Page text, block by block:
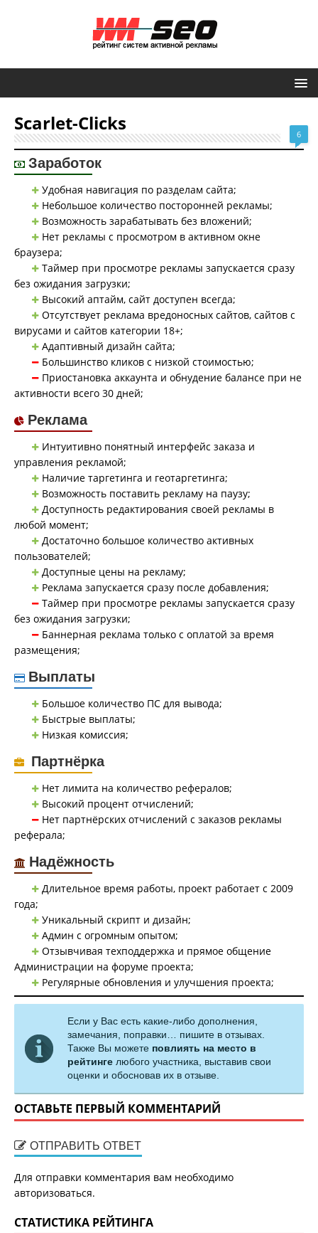
Scarlet-Clicks 6
Заработок
Удобная навигация по разделам сайта;
Небольшое количество посторонней рекламы;
Возможность зарабатывать без вложений;
Нет рекламы с просмотром в активном окне
браузера;
Таймер при просмотре рекламы запускается сразу
без ожидания загрузки;
Высокий аптайм, сайт доступен всегда;
Отсутствует реклама вредоносных сайтов, сайтов с
вирусами и сайтов категории 18+;
Адаптивный дизайн сайта;
Большинство кликов с низкой стоимостью;
Приостановка аккаунта и обнудение балансе при не
активности всего 30 дней;
Реклама
Интуитивно понятный интерфейс заказа и
управления рекламой;
Наличие таргетинга и геотаргетинга;
Возможность поставить рекламу на паузу;
Доступность редактирования своей рекламы в
любой момент;
Достаточно большое количество активных
пользователей;
Доступные цены на рекламу;
Реклама запускается сразу после добавления;
Таймер при просмотре рекламы запускается сразу
без ожидания загрузки;
Баннерная реклама только с оплатой за время
размещения;
Выплаты
Большое количество ПС для вывода;
Быстрые выплаты;
Низкая комиссия;
Партнёрка
Нет лимита на количество рефералов;
Высокий процент отчислений;
Нет партнёрских отчислений с заказов рекламы
реферала;
Надёжность
Длительное время работы, проект работает с 2009
года;
Уникальный скрипт и дизайн;
Админ с огромным опытом;
Отзывчивая техподдержка и прямое общение
Администрации на форуме проекта;
Регулярные обновления и улучшения проекта;
Если у Вас есть какие-либо дополнения,
замечания, поправки… пишите в отзывах.
Также Вы можете повлиять на место в
рейтинге любого участника, выставив свои
оценки и обосновав их в отзыве.
ОСТАВЬТЕ ПЕРВЫЙ КОММЕНТАРИЙ
ОТПРАВИТЬ ОТВЕТ
Для отправки комментария вам необходимо
авторизоваться.
СТАТИСТИКА РЕЙТИНГА